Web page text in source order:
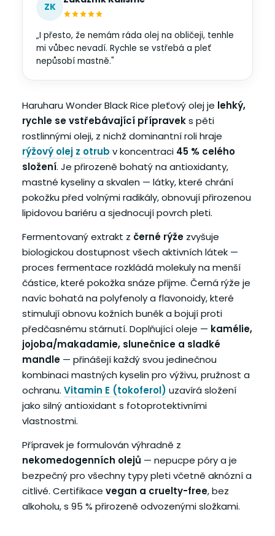
Haruharu Wonder Black Rice pleťový olej je lehký,
rychle se vstřebávající přípraveks pěti
rostlinnými oleji, z nichž dominantní roli hraje
rýžový olej z otrub v koncentraci 45 % celého
složení. Je přirozeně bohatý na antioxidanty,
mastné kyseliny a skvalen — látky, které chrání
pokožku před volnými radikály, obnovují přirozenou
lipidovou bariéru a sjednocují povrch pleti.
Fermentovaný extrakt z černé rýže zvyšuje
biologickou dostupnost všech aktivních látek —
proces fermentace rozkládá molekuly na menší
částice, které pokožka snáze přijme. Černá rýže je
navíc bohatá na polyfenoly a flavonoidy, které
stimulují obnovu kožních buněk a bojují proti
předčasnému stárnutí. Doplňující oleje — kamélie,
jojoba/makadamie, slunečnice a sladké
mandle — přinášejí každý svou jedinečnou
kombinaci mastných kyselin pro výživu, pružnost a
ochranu. Vitamin E (tokoferol) uzavírá složení
jako silný antioxidant s fotoprotektivními
vlastnostmi.
Přípravek je formulován výhradně z
nekomedogenních olejů — nepucpe póry a je
bezpečný pro všechny typy pleti včetně aknózní a
citlivé. Certifikace vegan a cruelty-free, bez
alkoholu, s 95 % přirozeně odvozenými složkami.
ZK
„I přesto, že nemám ráda olej na obličeji, tenhle
mi vůbec nevadí. Rychle se vstřebá a pleť
nepůsobí mastně."